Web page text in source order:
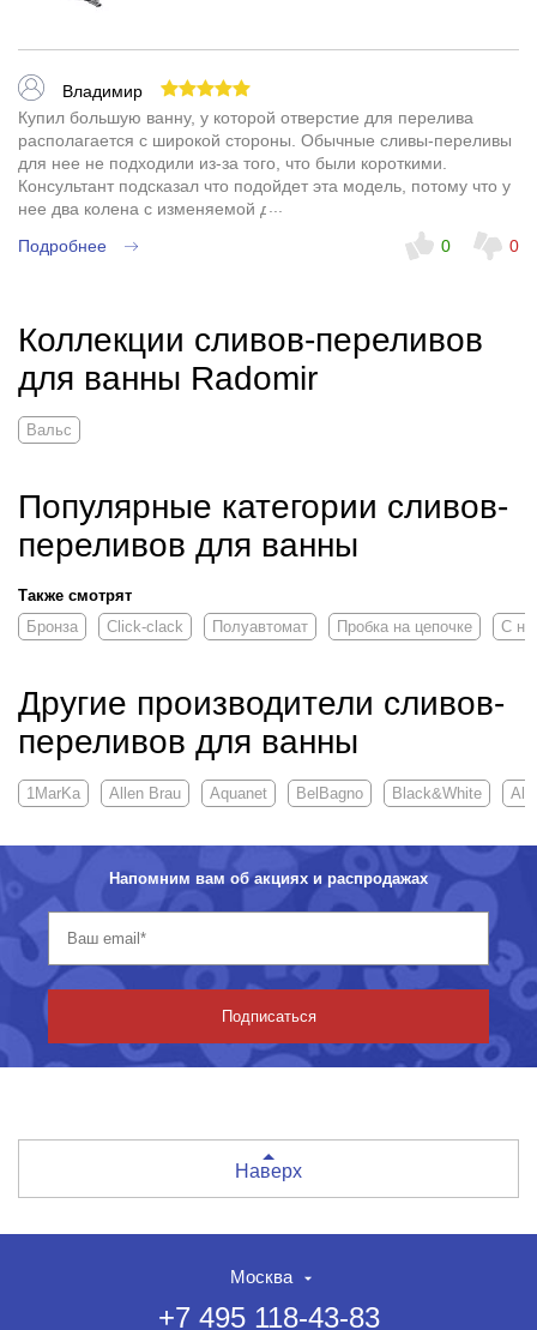
Владимир
Купил большую ванну, у которой отверстие для перелива
располагается с широкой стороны. Обычные сливы-переливы
для нее не подходили из-за того, что были короткими.
Консультант подсказал что подойдет эта модель, потому что у
нее два колена с изменяемой длинной. Принес его домой,
строитель установил без проблем. По товару сразу видно что
сделан качественно, все регулируется, соединения
Подробнее 0 0
Коллекции сливов-переливов
для ванны Radomir
Вальс
Популярные категории сливов-
переливов для ванны
Также смотрят
Бронза
Click-clack Полуавтомат Пробка на цепочке С
Другие производители сливов-
переливов для ванны
1MarKa Allen Brau Aquanet BelBagno Black&White
Напомним вам об акциях и распродажах
Подписаться
Наверх
Москва
+7 495 118-43-83